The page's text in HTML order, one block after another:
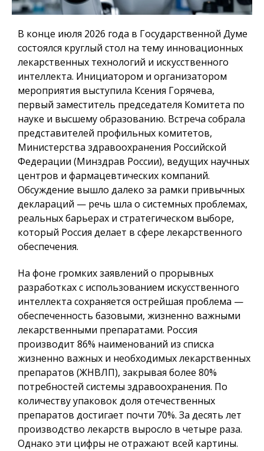
В конце июля 2026 года в Государственной Думе
состоялся круглый стол на тему инновационных
лекарственных технологий и искусственного
интеллекта. Инициатором и организатором
мероприятия выступила Ксения Горячева,
первый заместитель председателя Комитета по
науке и высшему образованию. Встреча собрала
представителей профильных комитетов,
Министерства здравоохранения Российской
Федерации (Минздрав России), ведущих научных
центров и фармацевтических компаний.
Обсуждение вышло далеко за рамки привычных
деклараций — речь шла о системных проблемах,
реальных барьерах и стратегическом выборе,
который Россия делает в сфере лекарственного
обеспечения.
На фоне громких заявлений о прорывных
разработках с использованием искусственного
интеллекта сохраняется острейшая проблема —
обеспеченность базовыми, жизненно важными
лекарственными препаратами. Россия
производит 86% наименований из списка
жизненно важных и необходимых лекарственных
препаратов (ЖНВЛП), закрывая более 80%
потребностей системы здравоохранения. По
количеству упаковок доля отечественных
препаратов достигает почти 70%. За десять лет
производство лекарств выросло в четыре раза.
Однако эти цифры не отражают всей картины.